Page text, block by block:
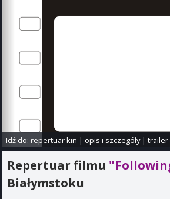
Idź do:repertuar kin |opis i szczegóły|trailer
Repertuar filmu
Białymstoku